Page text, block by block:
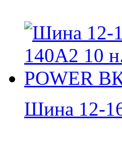
Шина 12-